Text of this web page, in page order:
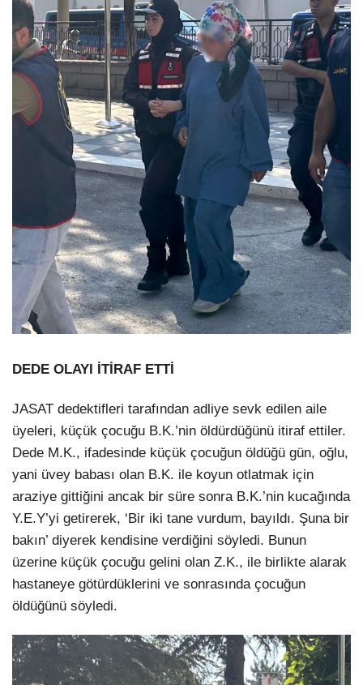
DEDE OLAYI İTİRAF ETTİ
JASAT dedektifleri tarafından adliye sevk edilen aile
üyeleri, küçük çocuğu B.K.’nin öldürdüğünü itiraf ettiler.
Dede M.K., ifadesinde küçük çocuğun öldüğü gün, oğlu,
yani üvey babası olan B.K. ile koyun otlatmak için
araziye gittiğini ancak bir süre sonra B.K.’nin kucağında
Y.E.Y’yi getirerek, ‘Bir iki tane vurdum, bayıldı. Şuna bir
bakın’ diyerek kendisine verdiğini söyledi. Bunun
üzerine küçük çocuğu gelini olan Z.K., ile birlikte alarak
hastaneye götürdüklerini ve sonrasında çocuğun
öldüğünü söyledi.